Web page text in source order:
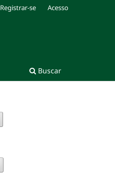
Buscar
Registrar-se Acesso